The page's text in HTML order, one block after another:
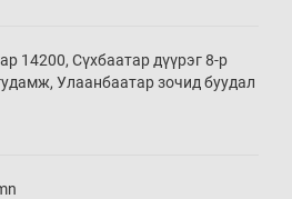
14 цаг 00 мин
14200, Сүхбаатар дүүрэг 8-р
Улаанбаатар зочид буудал